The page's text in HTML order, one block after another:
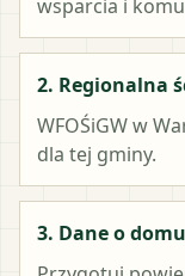
wsparcia i
2. Regionalna
WFOŚiGW w
dla tej gminy.
3. Dane o domu